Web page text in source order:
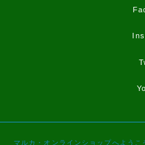
マルカ・オンラインショップへよう